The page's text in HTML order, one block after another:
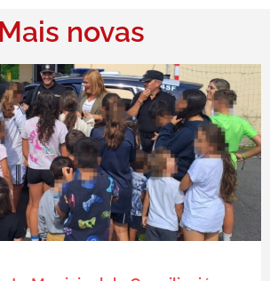
Mais novas